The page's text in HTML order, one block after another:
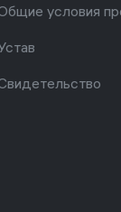
условия